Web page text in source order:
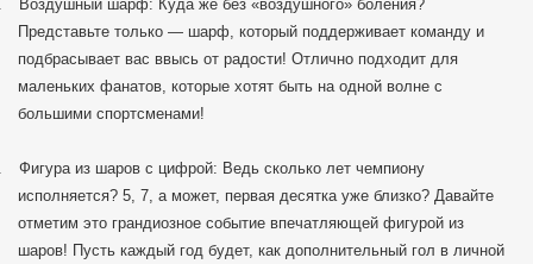
Воздушный шарф: Куда же без «воздушного» боления?
Представьте только — шарф, который поддерживает команду и
подбрасывает вас ввысь от радости! Отлично подходит для
маленьких фанатов, которые хотят быть на одной волне с
большими спортсменами!
Фигура из шаров с цифрой: Ведь сколько лет чемпиону
исполняется? 5, 7, а может, первая десятка уже близко? Давайте
отметим это грандиозное событие впечатляющей фигурой из
шаров! Пусть каждый год будет, как дополнительный гол в личной